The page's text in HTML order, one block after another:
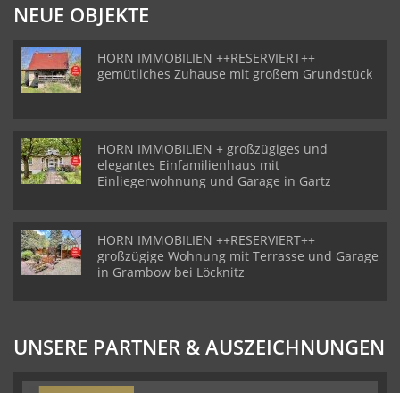
NEUE OBJEKTE
HORN IMMOBILIEN ++RESERVIERT++
gemütliches Zuhause mit großem Grundstück
HORN IMMOBILIEN + großzügiges und
elegantes Einfamilienhaus mit
Einliegerwohnung und Garage in Gartz
HORN IMMOBILIEN ++RESERVIERT++
großzügige Wohnung mit Terrasse und Garage
in Grambow bei Löcknitz
UNSERE PARTNER & AUSZEICHNUNGEN